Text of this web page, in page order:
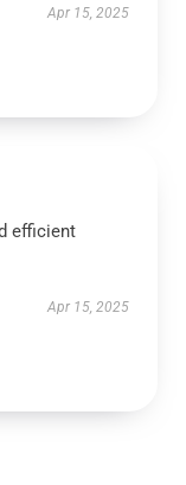
Apr 15, 2025
efficient
Apr 15, 2025